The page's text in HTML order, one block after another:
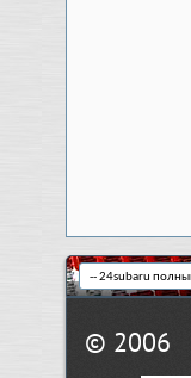
© 2006